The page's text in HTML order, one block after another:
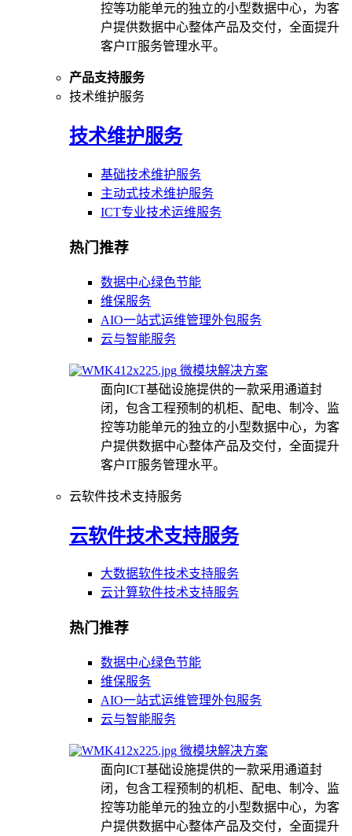
控等功能单元的独立的小型数据中心，为客
户提供数据中心整体产品及交付，全面提升
客户IT服务管理水平。
产品支持服务
技术维护服务
技术维护服务
基础技术维护服务
主动式技术维护服务
ICT专业技术运维服务
热门推荐
数据中心绿色节能
维保服务
AIO一站式运维管理外包服务
云与智能服务
微模块解决方案
面向ICT基础设施提供的一款采用通道封
闭，包含工程预制的机柜、配电、制冷、监
控等功能单元的独立的小型数据中心，为客
户提供数据中心整体产品及交付，全面提升
客户IT服务管理水平。
云软件技术支持服务
云软件技术支持服务
大数据软件技术支持服务
云计算软件技术支持服务
热门推荐
数据中心绿色节能
维保服务
AIO一站式运维管理外包服务
云与智能服务
微模块解决方案
面向ICT基础设施提供的一款采用通道封
闭，包含工程预制的机柜、配电、制冷、监
控等功能单元的独立的小型数据中心，为客
户提供数据中心整体产品及交付，全面提升